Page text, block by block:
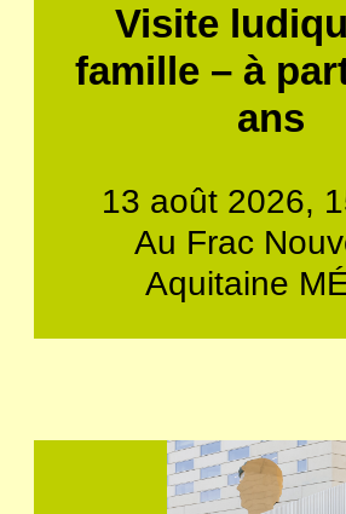
Visite
famille – à
ans
13 août 2026,
Au Frac
Aquitaine